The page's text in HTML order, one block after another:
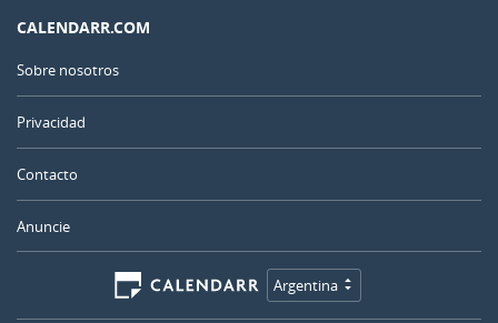
CALENDARR.COM
Sobre nosotros
Privacidad
Contacto
Anuncie
Argentina